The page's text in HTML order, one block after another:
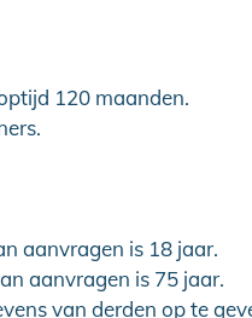
120 maanden.
aanvragen is 18 jaar.
aanvragen is 75 jaar.
van derden op te